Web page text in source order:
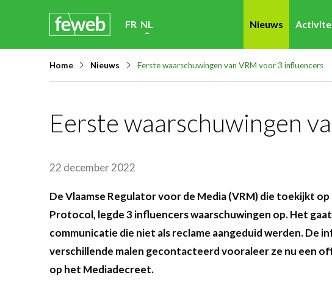
content
FR NL Nieuws
Home Nieuws Eerste waarschuwingen van VRM voor 3 influencers
Eerste waarschuwingen
22 december 2022
De Vlaamse Regulator voor de Media (VRM) die toekijkt
Protocol, legde 3 influencers waarschuwingen op. Het
communicatie die niet als reclame aangeduid werden. De
verschillende malen gecontacteerd vooraleer ze nu een
op het Mediadecreet.